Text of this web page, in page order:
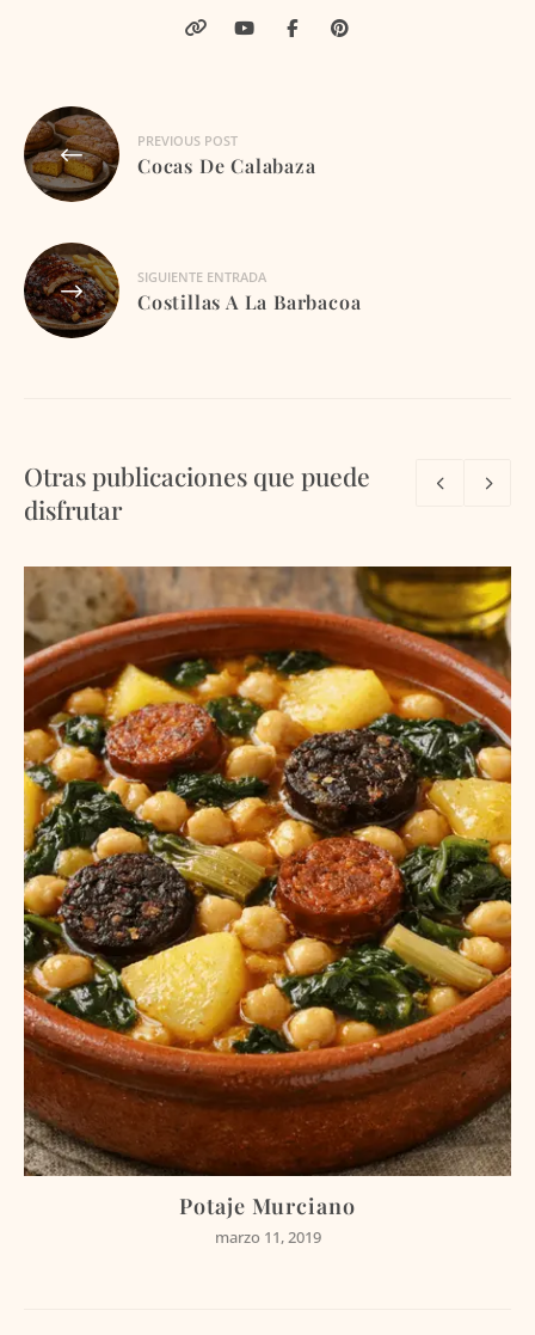
Navegación
de
entradas
PREVIOUS POST
Cocas De Calabaza
SIGUIENTE ENTRADA
Costillas A La Barbacoa
Otras publicaciones que puede
disfrutar
Potaje Murciano
marzo 11, 2019